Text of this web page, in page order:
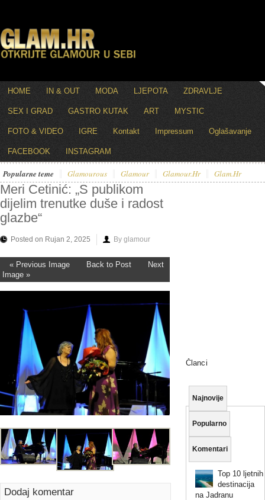
HOME IN & OUT MODA LJEPOTA ZDRAVLJE
SEX I GRAD GASTRO KUTAK ART MYSTIC
FOTO & VIDEO IGRE Kontakt Impressum Oglašavanje
FACEBOOK INSTAGRAM
Popularne teme Glamourous Glamour Glamour.hr Glam.hr
Meri Cetinić: „S publikom
dijelim trenutke duše i radost
glazbe“
Posted on Rujan 2, 2025 By glamour
« Previous Image Back to Post
Next
Image »
Dodaj komentar
Članci
Najnovije
Popularno
Komentari
Top 10 ljetnih
destinacija
na Jadranu